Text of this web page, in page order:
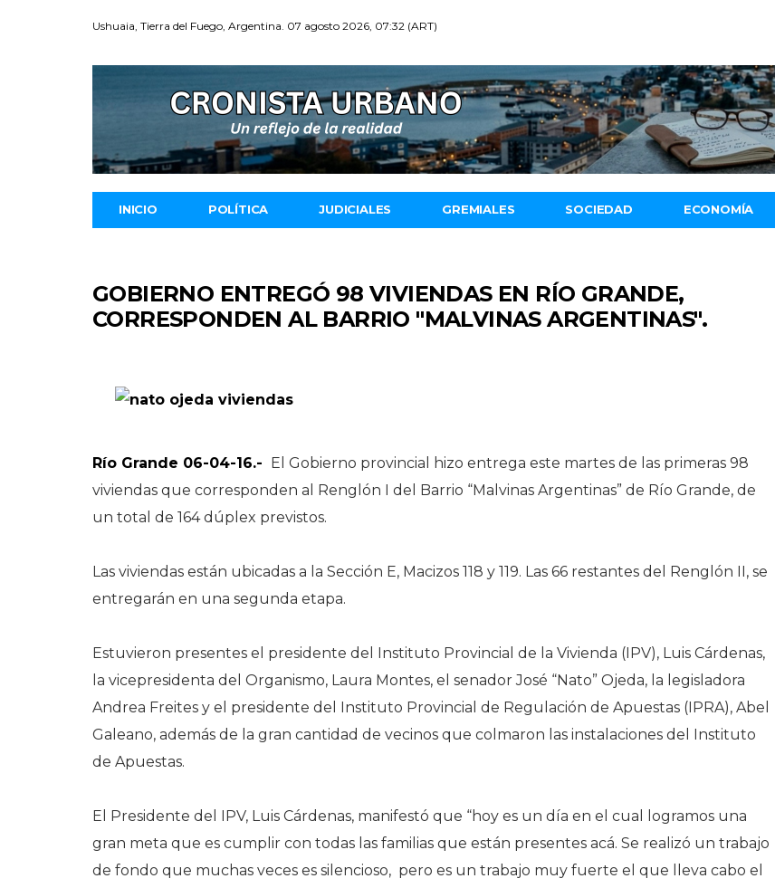
Ushuaia, Tierra del Fuego, Argentina. 07 agosto 2026, 07:32 (ART)
INICIO POLÍTICA JUDICIALES GREMIALES SOCIEDAD ECONOMÍA
GOBIERNO ENTREGÓ 98 VIVIENDAS EN RÍO GRANDE,
CORRESPONDEN AL BARRIO "MALVINAS ARGENTINAS".
Río Grande 06-04-16.- El Gobierno provincial hizo entrega este martes de las primeras 98
viviendas que corresponden al Renglón I del Barrio “Malvinas Argentinas” de Río Grande, de
un total de 164 dúplex previstos.
Las viviendas están ubicadas a la Sección E, Macizos 118 y 119. Las 66 restantes del Renglón II, se
entregarán en una segunda etapa.
Estuvieron presentes el presidente del Instituto Provincial de la Vivienda (IPV), Luis Cárdenas,
la vicepresidenta del Organismo, Laura Montes, el senador José “Nato” Ojeda, la legisladora
Andrea Freites y el presidente del Instituto Provincial de Regulación de Apuestas (IPRA), Abel
Galeano, además de la gran cantidad de vecinos que colmaron las instalaciones del Instituto
de Apuestas.
El Presidente del IPV, Luis Cárdenas, manifestó que “hoy es un día en el cual logramos una
gran meta que es cumplir con todas las familias que están presentes acá. Se realizó un trabajo
de fondo que muchas veces es silencioso, pero es un trabajo muy fuerte el que lleva cabo el